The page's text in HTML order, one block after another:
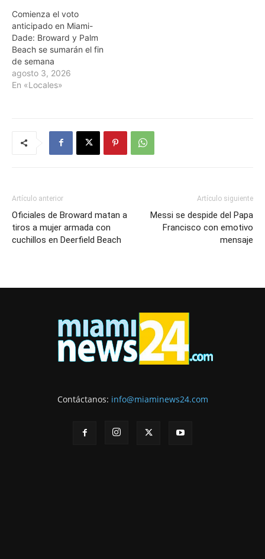
Comienza el voto
anticipado en Miami-
Dade: Broward y Palm
Beach se sumarán el fin
de semana
agosto 3, 2026
En «Locales»
Artículo anterior
Oficiales de Broward matan a
tiros a mujer armada con
cuchillos en Deerfield Beach
Artículo siguiente
Messi se despide del Papa
Francisco con emotivo
mensaje
Contáctanos: info@miaminews24.com